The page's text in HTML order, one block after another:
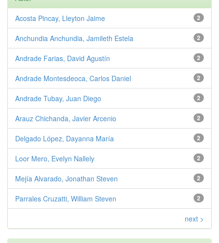
2
Acosta Pincay, Lleyton Jaime
2
Anchundia Anchundia, Jamileth Estela
2
Andrade Farias, David Agustín
2
Andrade Montesdeoca, Carlos Daniel
2
Andrade Tubay, Juan Diego
2
Arauz Chichanda, Javier Arcenio
2
Delgado López, Dayanna María
2
Loor Mero, Evelyn Nallely
2
Mejía Alvarado, Jonathan Steven
2
Parrales Cruzatti, William Steven
next >